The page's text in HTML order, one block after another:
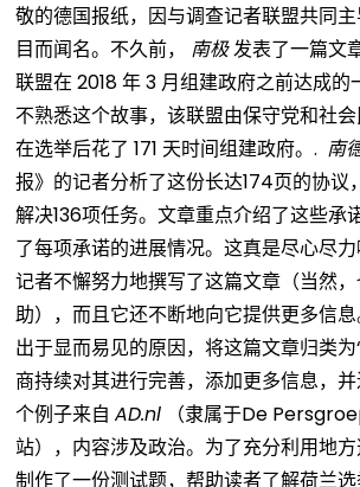
敬的德国报纸，因与调查记者联盟共同主
目而闻名。不久前， 南极发表了一篇文
联盟在 2018 年 3 月组建政府之前达成的
不熟悉这个故事，该联盟由保守党和社
在选举后花了 171 天时间组建政府。. 南
报》的记者分析了这份长达174页的协议
解决136项任务。文章重点介绍了这些承
了每项承诺的进展情况。这真是尽心尽力
记者不懈努力地撰写了这篇文章（当然
助），而且它还不断地向它提供更多信息
出于显而易见的原因，将这篇文章归类
商持续对其进行完善，添加更多信息，
个例子来自AD.nl （隶属于De
站），内容涉及政治。为了充分利用地
制作了一份测试题，帮助读者了解荷兰